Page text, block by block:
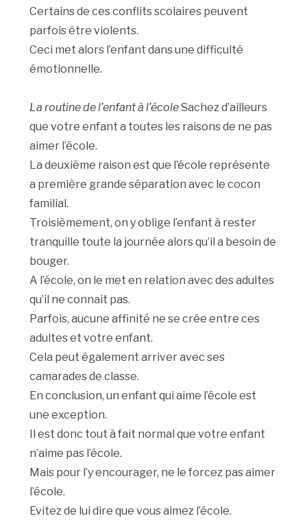
Certains de ces conflits scolaires peuvent
parfois être violents.
Ceci met alors l’enfant dans une difficulté
émotionnelle.
La routine de l’enfant à l’écoleSachez d’ailleurs
que votre enfant a toutes les raisons de ne pas
aimer l’école.
La deuxième raison est que l’école représente
a première grande séparation avec le cocon
familial.
Troisièmement, on y oblige l’enfant à rester
tranquille toute la journée alors qu’il a besoin de
bouger.
A l’école, on le met en relation avec des adultes
qu’il ne connait pas.
Parfois, aucune affinité ne se crée entre ces
adultes et votre enfant.
Cela peut également arriver avec ses
camarades de classe.
En conclusion, un enfant qui aime l’école est
une exception.
Il est donc tout à fait normal que votre enfant
n’aime pas l’école.
Mais pour l’y encourager, ne le forcez pas aimer
l’école.
Evitez de lui dire que vous aimez l’école.